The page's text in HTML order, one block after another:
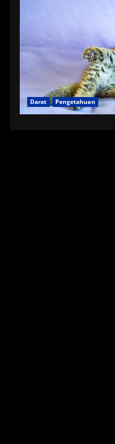
Darat Pengetahuan